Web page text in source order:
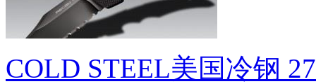
COLD STEEL美国冷钢